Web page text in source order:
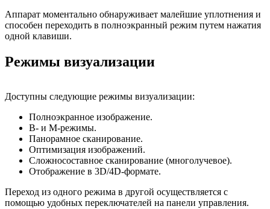
Аппарат моментально обнаруживает малейшие уплотнения и
способен переходить в полноэкранный режим путем нажатия
одной клавиши.
Режимы визуализации
Доступны следующие режимы визуализации:
Полноэкранное изображение.
В- и М-режимы.
Панорамное сканирование.
Оптимизация изображений.
Сложносоставное сканирование (многолучевое).
Отображение в 3D/4D-формате.
Переход из одного режима в другой осуществляется с
помощью удобных переключателей на панели управления.